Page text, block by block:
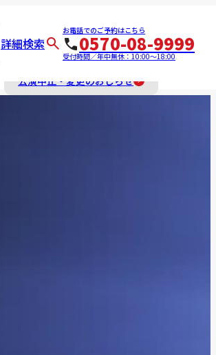
詳細検索
お電話でのご予約はこちら
0570-08-9999
受付時間／年中無休：10:00～18:00
公演中止・変更のおしらせ